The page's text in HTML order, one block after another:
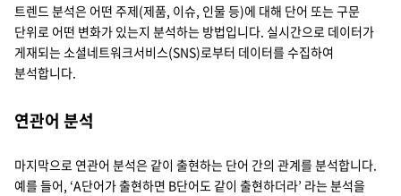
트렌드 분석은 어떤 주제(제품, 이슈, 인물 등)에 대해 단어 또는 구문
단위로 어떤 변화가 있는지 분석하는 방법입니다. 실시간으로 데이터가
게재되는 소셜네트워크서비스(SNS)로부터 데이터를 수집하여
분석합니다.
연관어 분석
마지막으로 연관어 분석은 같이 출현하는 단어 간의 관계를 분석합니다.
예를 들어, ‘A단어가 출현하면 B단어도 같이 출현하더라’ 라는 분석을